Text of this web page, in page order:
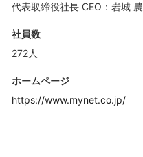
代表取締役社長 CEO：岩城 農
社員数
272人
ホームページ
https://www.mynet.co.jp/